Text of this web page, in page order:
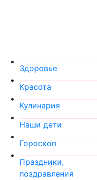
Здоровье
Красота
Кулинария
Наши дети
Гороскоп
Праздники,
поздравления